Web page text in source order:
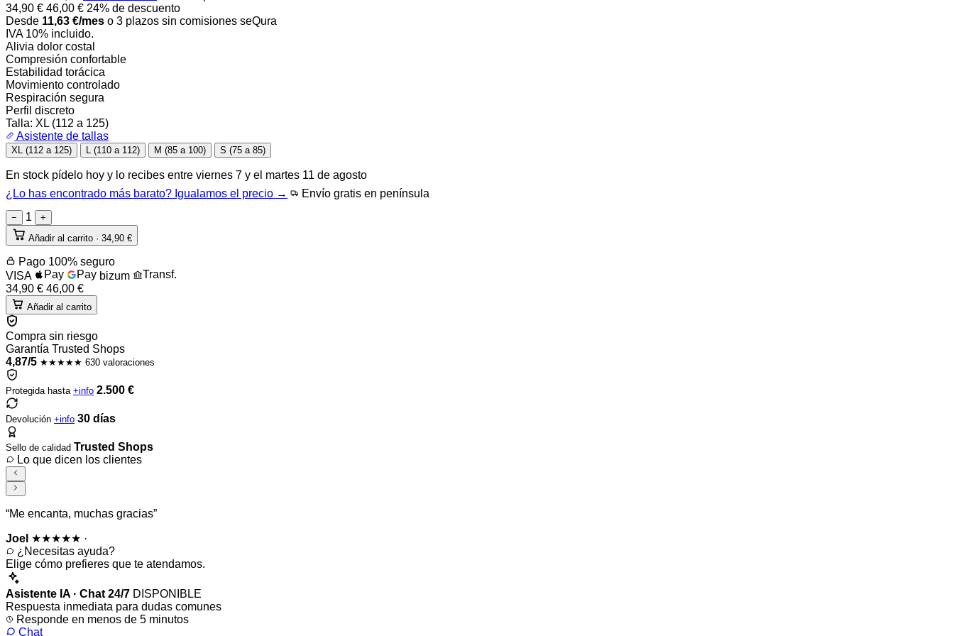
34,90 € 46,00 € 24% de descuento
Desde 11,63 €/mes o 3 plazos sin comisiones seQura
IVA 10% incluido.
Alivia dolor costal
Compresión confortable
Estabilidad torácica
Movimiento controlado
Respiración segura
Perfil discreto
Talla: XL (112 a 125)
Asistente de tallas
XL (112 a 125) L (110 a 112) M (85 a 100) S (75 a 85)
En stock pídelo hoy y lo recibes entre viernes 7 y el martes 11 de agosto
¿Lo has encontrado más barato? Igualamos el precio →
Envío gratis en península
− 1
+
Añadir al carrito · 34,90 €
Pago 100% seguro
VISA
Pay Pay bizum
Transf.
34,90 € 46,00 €
Añadir al carrito
Compra sin riesgo
Garantía Trusted Shops
4,87/5 ★★★★★ 630 valoraciones
Protegida hasta +info 2.500 €
Devolución +info 30 días
Sello de calidad Trusted Shops
Lo que dicen los clientes
“Me encanta, muchas gracias”
Joel ★★★★★ ·
¿Necesitas ayuda?
Elige cómo prefieres que te atendamos.
Asistente IA · Chat 24/7 DISPONIBLE
Respuesta inmediata para dudas comunes
Responde en menos de 5 minutos
Chat